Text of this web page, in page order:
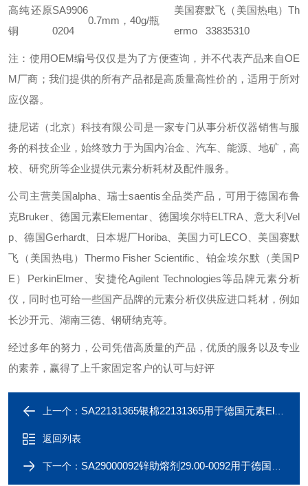
高纯还原
铜
SA9906
0204
0.7mm，40g/瓶
美国赛默飞（美国热电）Th
ermo 33835310
注：使用OEM编号仅仅是为了方便查询，并不代表产品来自OE
M厂商；我们提供的所有产品都是高质量高性价的，适用于所对
应仪器。
捷尼诺（北京）科技有限公司是一家专门从事分析仪器销售与服
务的科技企业，始终致力于为国内冶金、汽车、能源、地矿，高
校、研究所等企业提供元素分析耗材及配件服务。
公司主营美国alpha、瑞士saentis全品类产品，可用于德国布鲁
克Bruker、德国元素Elementar、德国埃尔特ELTRA、意大利Vel
p、德国Gerhardt、日本堀厂Horiba、美国力可LECO、美国赛默
飞（美国热电）Thermo Fisher Scientific、铂金埃尔默（美国P
E）PerkinElmer、安捷伦Agilent Technologies等品牌元素分析
仪，同时也可给一些国产品牌的元素分析仪供应进口耗材，例如
长沙开元、湖南三德、钢研纳克等。
经过多年的努力，公司凭借高质量的产品，优质的服务以及专业
的素养，赢得了上千家固定客户的认可与好评
上一个： SA22131365银棉22131365用于德国元素Elementar
返回列表
下一个： SA29000092锌助熔剂29.00-0092用于德国元素Elementar